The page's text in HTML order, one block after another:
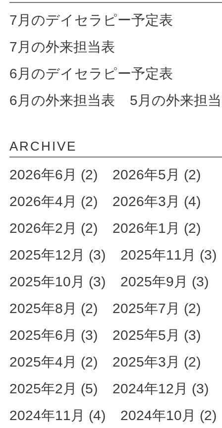
7月のデイセラピー予定表
7月の外来担当表
6月のデイセラピー予定表
6月の外来担当表
5月の外来担
ARCHIVE
2026年6月 (2)
2026年5月 (2)
2026年4月 (2)
2026年3月 (4)
2026年2月 (2)
2026年1月 (2)
2025年12月 (3)
2025年11月 (3)
2025年10月 (3)
2025年9月 (3)
2025年8月 (2)
2025年7月 (2)
2025年6月 (3)
2025年5月 (3)
2025年4月 (2)
2025年3月 (2)
2025年2月 (5)
2024年12月 (3)
2024年11月 (4)
2024年10月 (2)